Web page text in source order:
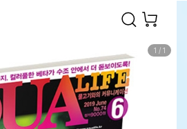
1 / 1